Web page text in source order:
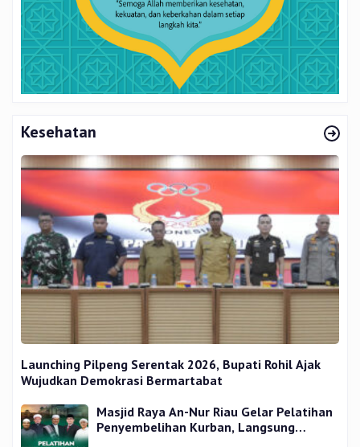
Kesehatan
Launching Pilpeng Serentak 2026, Bupati Rohil Ajak
Wujudkan Demokrasi Bermartabat
Masjid Raya An-Nur Riau Gelar Pelatihan
Penyembelihan Kurban, Langsung